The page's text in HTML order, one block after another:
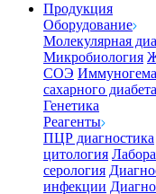
Продукция
Оборудование
Молекулярная
Микробиология
СОЭ
сахарного диабета
Генетика
Реагенты
ПЦР диагностика
цитология
серология
инфекции